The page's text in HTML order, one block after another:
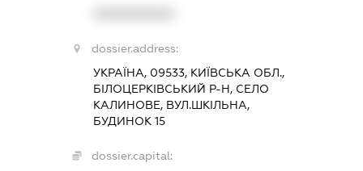
dossier.address:
УКРАЇНА, 09533, КИЇВСЬКА ОБЛ.,
БІЛОЦЕРКІВСЬКИЙ Р-Н, СЕЛО
КАЛИНОВЕ, ВУЛ.ШКІЛЬНА,
БУДИНОК 15
dossier.capital: